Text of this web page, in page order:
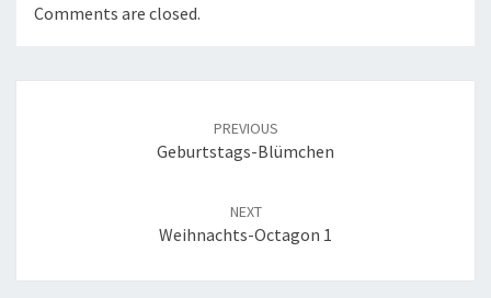
Comments are closed.
PREVIOUS
Geburtstags-Blümchen
NEXT
Weihnachts-Octagon 1